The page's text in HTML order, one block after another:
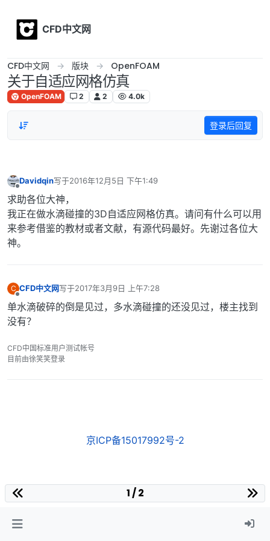
CFD中文网
CFD中文网 版块 OpenFOAM
关于自适应网格仿真
OpenFOAM 2 2 4.0k
登录后回复
Davidqin写于2016年12月5日 下午1:49
最后由 编辑
求助各位大神，
我正在做水滴碰撞的3D自适应网格仿真。请问有什么可以用
来参考借鉴的教材或者文献，有源代码最好。先谢过各位大
神。
C CFD中文网写于2017年3月9日 上午7:28
最后由 编辑
单水滴破碎的倒是见过，多水滴碰撞的还没见过，楼主找到
没有？
CFD中国标准用户测试帐号
目前由徐笑笑登录
京ICP备15017992号-2
1 / 2